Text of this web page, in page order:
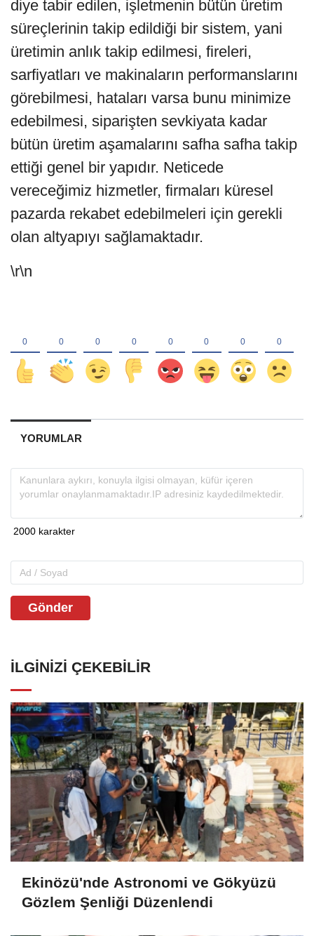
diye tabir edilen, işletmenin bütün üretim
süreçlerinin takip edildiği bir sistem, yani
üretimin anlık takip edilmesi, fireleri,
sarfiyatları ve makinaların performanslarını
görebilmesi, hataları varsa bunu minimize
edebilmesi, siparişten sevkiyata kadar
bütün üretim aşamalarını safha safha takip
ettiği genel bir yapıdır. Neticede
vereceğimiz hizmetler, firmaları küresel
pazarda rekabet edebilmeleri için gerekli
olan altyapıyı sağlamaktadır.
\r\n
YORUMLAR
Gönder
İLGINIZI ÇEKEBILIR
Ekinözü'nde Astronomi ve Gökyüzü
Gözlem Şenliği Düzenlendi